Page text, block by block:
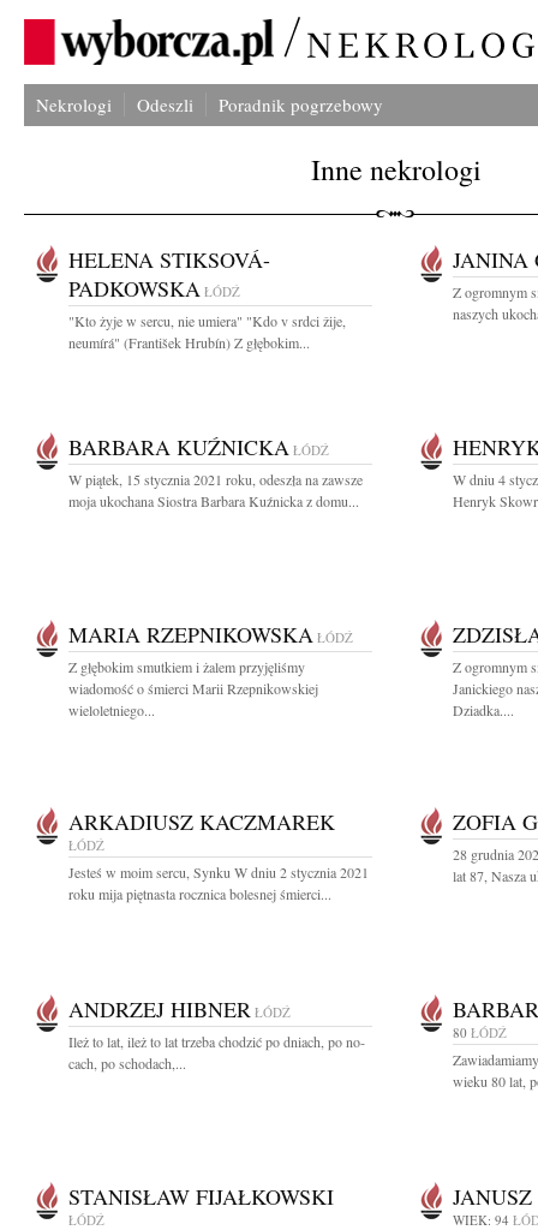
Nekrologi Odeszli Poradnik pogrzebowy
Inne nekrologi
HELENA STIKSOVÁ-
PADKOWSKA ŁÓDŹ
"Kto żyje w sercu, nie umiera" "Kdo v srdci žije,
neumírá" (František Hrubín) Z głębokim...
JANINA
Z ogromnym
naszych
BARBARA KUŹNICKA ŁÓDŹ
W piątek, 15 stycznia 2021 roku, odeszła na zawsze
moja ukochana Siostra Barbara Kuźnicka z domu...
W dniu 4
Henryk
MARIA RZEPNIKOWSKA ŁÓDŹ
Z głębokim smutkiem i żalem przyjęliśmy
wiadomość o śmierci Marii Rzepnikowskiej
wieloletniego...
Z ogromnym
Janickiego
Dziadka....
ARKADIUSZ KACZMAREK
ŁÓDŹ
Jesteś w moim sercu, Synku W dniu 2 stycznia 2021
roku mija piętnasta rocznica bolesnej śmierci...
ZOFIA
28 grudnia
lat 87, Nasza
ANDRZEJ HIBNER ŁÓDŹ
Ileż to lat, ileż to lat trze­ba cho­dzić po dniach, po no­
cach, po scho­dach,...
80 ŁÓDŹ
wieku 80 lat,
STANISŁAW FIJAŁKOWSKI
ŁÓDŹ WIEK: 94